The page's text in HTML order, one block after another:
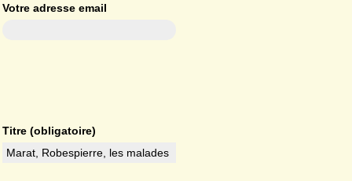
Votre adresse email
Titre (obligatoire)